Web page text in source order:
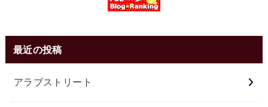
最近の投稿
アラブストリート